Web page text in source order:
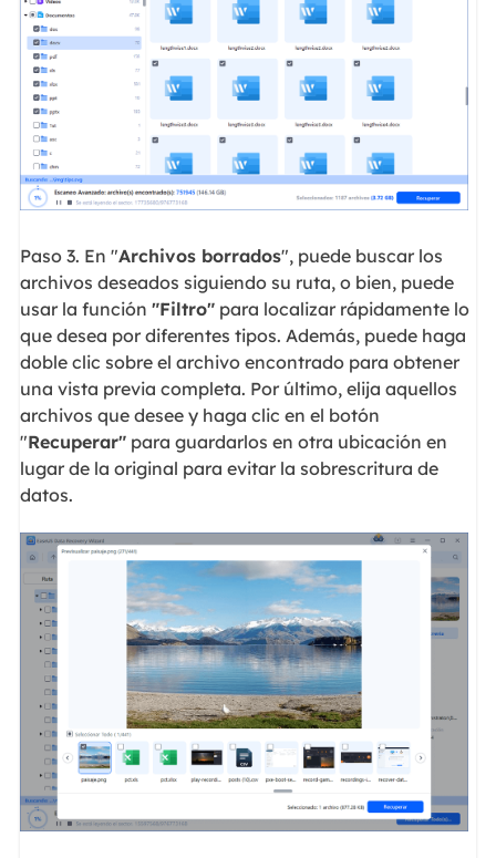
Paso 3. En "Archivos borrados", puede buscar los
archivos deseados siguiendo su ruta, o bien, puede
usar la función "Filtro"para localizar rápidamente lo
que desea por diferentes tipos. Además, puede haga
doble clic sobre el archivo encontrado para obtener
una vista previa completa. Por último, elija aquellos
archivos que desee y haga clic en el botón
"Recuperar"para guardarlos en otra ubicación en
lugar de la original para evitar la sobrescritura de
datos.